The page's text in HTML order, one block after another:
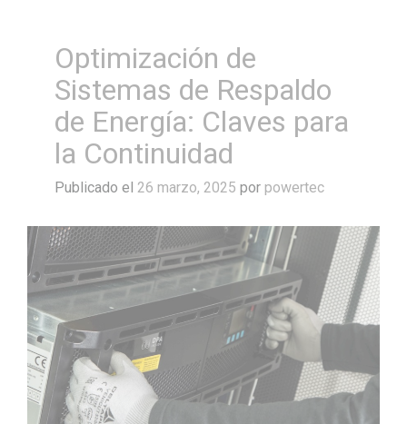
Optimización de
Sistemas de Respaldo
de Energía: Claves para
la Continuidad
Publicado el 26 marzo, 2025 por powertec